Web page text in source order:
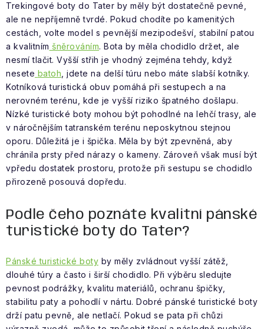
Trekingové boty do Tater by měly být dostatečně pevné,
ale ne nepříjemně tvrdé. Pokud chodíte po kamenitých
cestách, volte model s pevnější mezipodešví, stabilní patou
a kvalitním šněrováním. Bota by měla chodidlo držet, ale
nesmí tlačit. Vyšší střih je vhodný zejména tehdy, když
nesete batoh , jdete na delší túru nebo máte slabší kotníky.
Kotníková turistická obuv pomáhá při sestupech a na
nerovném terénu, kde je vyšší riziko špatného došlapu.
Nízké turistické boty mohou být pohodlné na lehčí trasy, ale
v náročnějším tatranském terénu neposkytnou stejnou
oporu. Důležitá je i špička. Měla by být zpevněná, aby
chránila prsty před nárazy o kameny. Zároveň však musí být
vpředu dostatek prostoru, protože při sestupu se chodidlo
přirozeně posouvá dopředu.
Podle čeho poznáte kvalitní pánské
turistické boty do Tater?
Pánské turistické boty by měly zvládnout vyšší zátěž,
dlouhé túry a často i širší chodidlo. Při výběru sledujte
pevnost podrážky, kvalitu materiálů, ochranu špičky,
stabilitu paty a pohodlí v nártu. Dobré pánské turistické boty
drží patu pevně, ale netlačí. Pokud se pata při chůzi